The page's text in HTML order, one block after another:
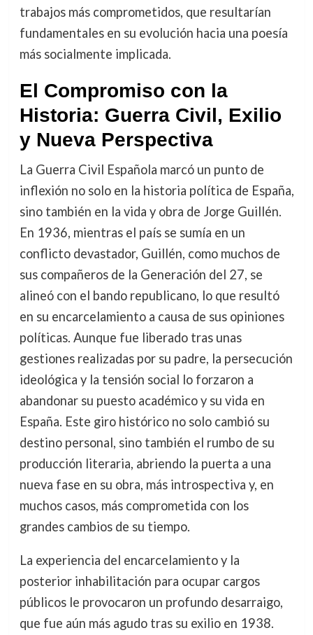
trabajos más comprometidos, que resultarían
fundamentales en su evolución hacia una poesía
más socialmente implicada.
El Compromiso con la
Historia: Guerra Civil, Exilio
y Nueva Perspectiva
La Guerra Civil Española marcó un punto de
inflexión no solo en la historia política de España,
sino también en la vida y obra de Jorge Guillén.
En 1936, mientras el país se sumía en un
conflicto devastador, Guillén, como muchos de
sus compañeros de la Generación del 27, se
alineó con el bando republicano, lo que resultó
en su encarcelamiento a causa de sus opiniones
políticas. Aunque fue liberado tras unas
gestiones realizadas por su padre, la persecución
ideológica y la tensión social lo forzaron a
abandonar su puesto académico y su vida en
España. Este giro histórico no solo cambió su
destino personal, sino también el rumbo de su
producción literaria, abriendo la puerta a una
nueva fase en su obra, más introspectiva y, en
muchos casos, más comprometida con los
grandes cambios de su tiempo.
La experiencia del encarcelamiento y la
posterior inhabilitación para ocupar cargos
públicos le provocaron un profundo desarraigo,
que fue aún más agudo tras su exilio en 1938.